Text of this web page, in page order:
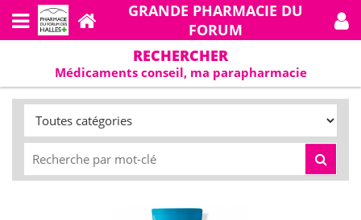
GRANDE PHARMACIE DU
FORUM
RECHERCHER
Médicaments conseil, ma parapharmacie